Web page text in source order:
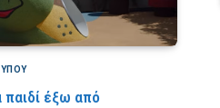
παιδί έξω από